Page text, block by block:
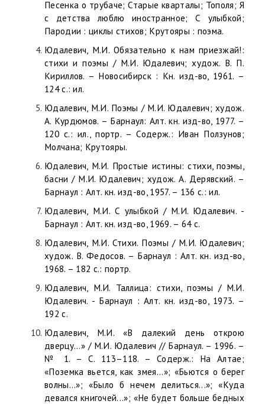
Песенка о трубаче; Старые кварталы; Тополя; Я
с детства люблю иностранное; С улыбкой;
Пародии : циклы стихов; Крутояры : поэма.
Юдалевич, М.И. Обязательно к нам приезжай!:
стихи и поэмы / М.И. Юдалевич; худож. В. П.
Кириллов. – Новосибирск : Кн. изд-во, 1961. –
124 с.: ил.
Юдалевич, М.И. Поэмы / М.И. Юдалевич; худож.
А. Курдюмов. – Барнаул: Алт. кн. изд-во, 1977. –
120 с.: ил., портр. – Содерж.: Иван Ползунов;
Молчана; Крутояры.
Юдалевич, М.И. Простые истины: стихи, поэмы,
басни / М.И. Юдалевич; худож. А. Дерявский. –
Барнаул : Алт. кн. изд-во, 1957. – 136 с.: ил.
Юдалевич, М.И. С улыбкой / М.И. Юдалевич. -
Барнаул : Алт. кн. изд-во, 1969. – 64 с.
Юдалевич, М.И. Стихи. Поэмы / М.И. Юдалевич;
худож. В. Федосов. – Барнаул : Алт. кн. изд-во,
1968. – 182 с.: портр.
Юдалевич, М.И. Таллица: стихи, поэмы / М.И.
Юдалевич. - Барнаул : Алт. кн. изд-во, 1973. –
192 с.
Юдалевич, М.И. «В далекий день открою
дверцу...» / М.И. Юдалевич // Барнаул. – 1996. –
№ 1. – C. 113–118. – Содерж.: На Алтае;
«Поземка вьется, как змея...»; «Бьются о берег
волны...»; «Было б нечем делиться...»; «Куда
девался книгочей...»; «Не будет больше бедных